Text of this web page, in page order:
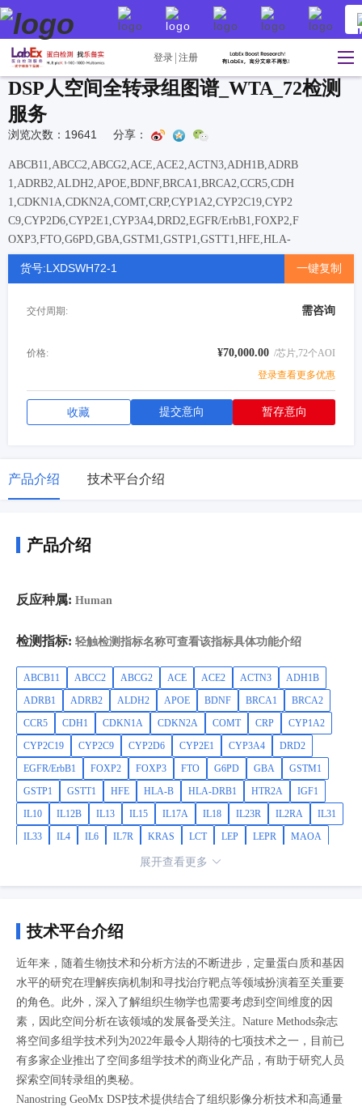
登录 注册
DSP人空间全转录组图谱_WTA_72检测
服务
浏览次数：19641 分享：
ABCB11,ABCC2,ABCG2,ACE,ACE2,ACTN3,ADH1B,ADRB
1,ADRB2,ALDH2,APOE,BDNF,BRCA1,BRCA2,CCR5,CDH
1,CDKN1A,CDKN2A,COMT,CRP,CYP1A2,CYP2C19,CYP2
C9,CYP2D6,CYP2E1,CYP3A4,DRD2,EGFR/ErbB1,FOXP2,F
OXP3,FTO,G6PD,GBA,GSTM1,GSTP1,GSTT1,HFE,HLA-
B,HLA-
DRB1,HTR2A,IGF1,IL10,IL12B,IL13,IL15,IL17A,IL18,IL2
MAOA,MC1R,MC4R,MMP9,MTHFR,NAT1,NAT2,NOD2,NQ
12,SLC6A4,SLCO1B1,SOD2,TCF7L2,TERT,TGFB1,TP53,T
货号:LXDSWH72-1 一键复制
交付周期: 需咨询
价格: ¥70,000.00 /芯片,72个AOI
登录查看更多优惠
收藏 提交意向 暂存意向
产品介绍 技术平台介绍
产品介绍
反应种属: Human
检测指标: 轻触检测指标名称可查看该指标具体功能介绍
ABCB11 ABCC2 ABCG2 ACE ACE2 ACTN3
ADH1B
ADRB1
ADRB2 ALDH2 APOE BDNF BRCA1
BRCA2
CCR5
CDH1 CDKN1A CDKN2A COMT CRP
CYP1A2
CYP2C19
CYP2C9 CYP2D6 CYP2E1 CYP3A4
DRD2
EGFR/ErbB1
FOXP2 FOXP3 FTO G6PD GBA
GSTM1
GSTP1
GSTT1 HFE HLA-B HLA-DRB1 HTR2A
IGF1
IL10
IL12B IL13 IL15 IL17A IL18 IL23R IL2RA
IL31
IL33
IL4 IL6 IL7R KRAS LCT LEP LEPR
MAOA
MTHFR NAT1
TP53
TPMT TYR
展开查看更多
技术平台介绍
近年来，随着生物技术和分析方法的不断进步，定量蛋白质和基因
水平的研究在理解疾病机制和寻找治疗靶点等领域扮演着至关重要
的角色。此外，深入了解组织生物学也需要考虑到空间维度的因
素，因此空间分析在该领域的发展备受关注。Nature Methods杂志
将空间多组学技术列为2022年最令人期待的七项技术之一，目前已
有多家企业推出了空间多组学技术的商业化产品，有助于研究人员
探索空间转录组的奥秘。
Nanostring GeoMx DSP技术提供结合了组织影像分析技术和高通量